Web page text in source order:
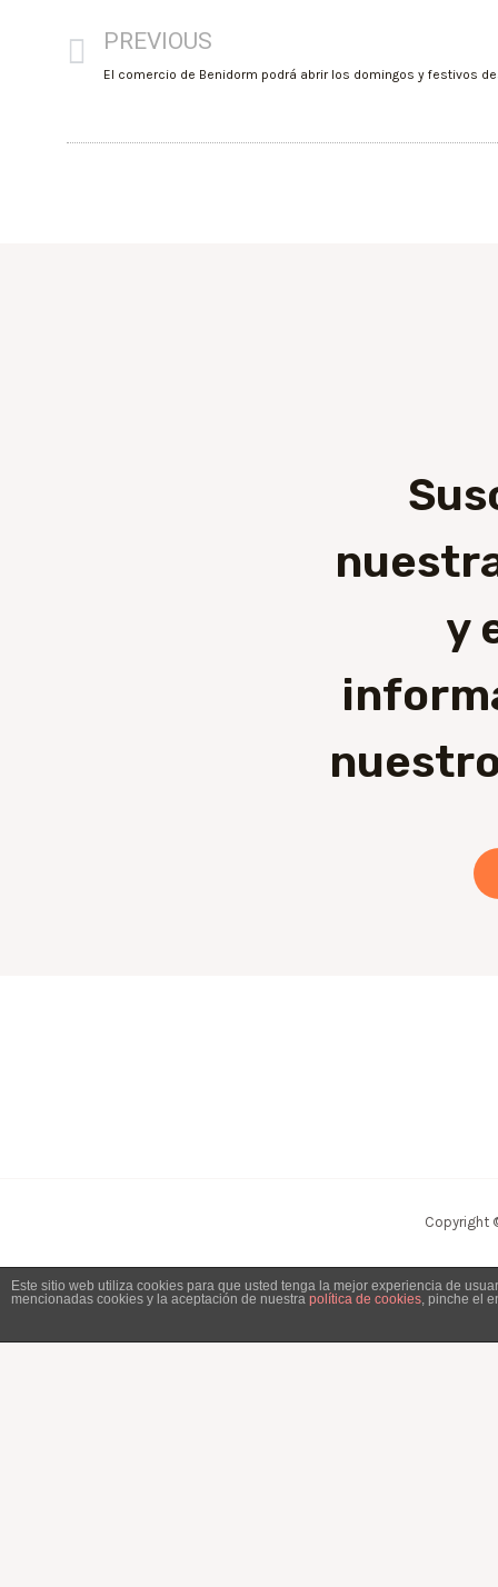
PREVIOUS
y
Copyright
Este sitio web utiliza cookies para que usted tenga la mejor experiencia de
mencionadas cookies y la aceptación de nuestra política de cookies, pinche el